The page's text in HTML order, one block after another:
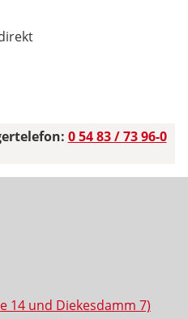
0 54 83 / 73 96-0
14 und Diekesdamm 7)